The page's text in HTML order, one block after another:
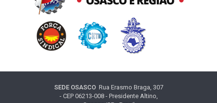
SEDE OSASCORua Erasmo Braga, 307
- CEP 06213-008 - Presidente Altino,